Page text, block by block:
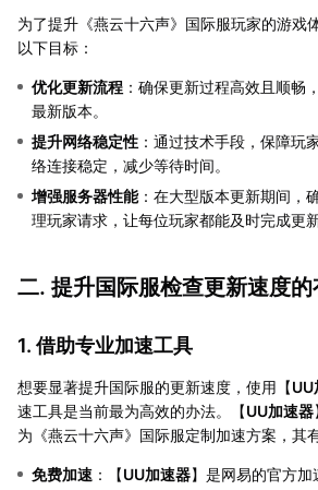
为了提升《燕云十六声》国际服玩家的游戏
以下目标：
优化更新流程 ：确保更新过程高效且顺畅
最新版本。
提升网络稳定性 ：通过技术手段，保障玩
络连接稳定，减少等待时间。
增强服务器性能：在大型版本更新期间，
理玩家请求，让每位玩家都能及时完成更
二. 提升国际服检查更新速度
1. 借助专业加速工具
想要显著提升国际服的更新速度，使用【UU
速工具是当前最为高效的办法。【UU加速器
为《燕云十六声》国际服定制加速方案，其
免费加速 ：【UU加速器】是网易的官方加